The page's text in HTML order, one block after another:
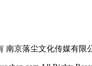
南京落尘文化传媒有限